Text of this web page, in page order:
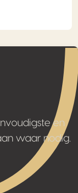
en
waar nodig.